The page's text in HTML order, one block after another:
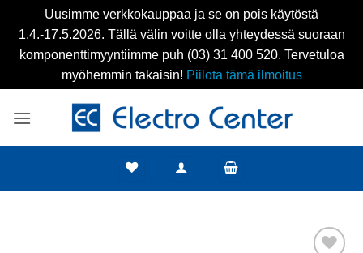
Uusimme verkkokauppaa ja se on pois käytöstä
1.4.-17.5.2026. Tällä välin voitte olla yhteydessä suoraan
komponenttimyyntiimme puh (03) 31 400 520. Tervetuloa
myöhemmin takaisin! Piilota tämä ilmoitus